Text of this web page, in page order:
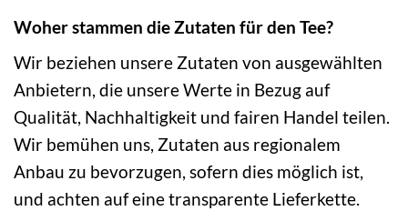
Woher stammen die Zutaten für den Tee?
Wir beziehen unsere Zutaten von ausgewählten
Anbietern, die unsere Werte in Bezug auf
Qualität, Nachhaltigkeit und fairen Handel teilen.
Wir bemühen uns, Zutaten aus regionalem
Anbau zu bevorzugen, sofern dies möglich ist,
und achten auf eine transparente Lieferkette.